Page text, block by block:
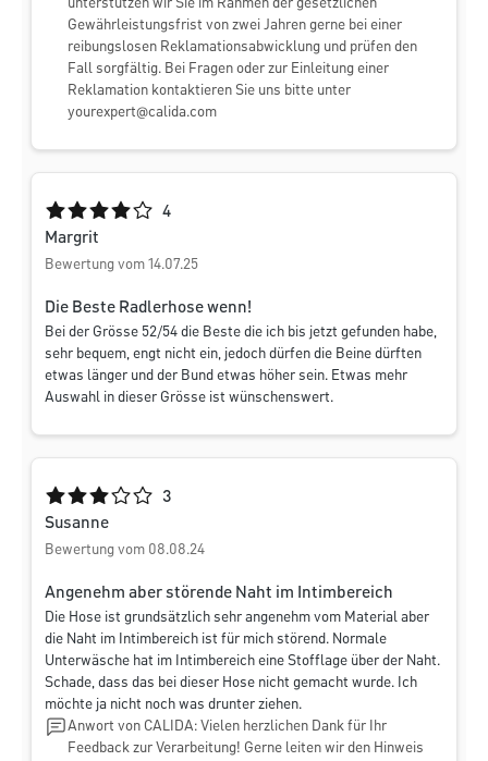
unterstützen wir Sie im Rahmen der gesetzlichen
Gewährleistungsfrist von zwei Jahren gerne bei einer
reibungslosen Reklamationsabwicklung und prüfen den
Fall sorgfältig. Bei Fragen oder zur Einleitung einer
Reklamation kontaktieren Sie uns bitte unter
yourexpert@calida.com
Durchschnittliche Bewertung von 4 von 5 Sternen
4
Margrit
Bewertung vom 14.07.25
Die Beste Radlerhose wenn!
Bei der Grösse 52/54 die Beste die ich bis jetzt gefunden habe,
sehr bequem, engt nicht ein, jedoch dürfen die Beine dürften
etwas länger und der Bund etwas höher sein. Etwas mehr
Auswahl in dieser Grösse ist wünschenswert.
Durchschnittliche Bewertung von 3 von 5 Sternen
3
Susanne
Bewertung vom 08.08.24
Angenehm aber störende Naht im Intimbereich
Die Hose ist grundsätzlich sehr angenehm vom Material aber
die Naht im Intimbereich ist für mich störend. Normale
Unterwäsche hat im Intimbereich eine Stofflage über der Naht.
Schade, dass das bei dieser Hose nicht gemacht wurde. Ich
möchte ja nicht noch was drunter ziehen.
Anwort von CALIDA: Vielen herzlichen Dank für Ihr
Feedback zur Verarbeitung! Gerne leiten wir den Hinweis